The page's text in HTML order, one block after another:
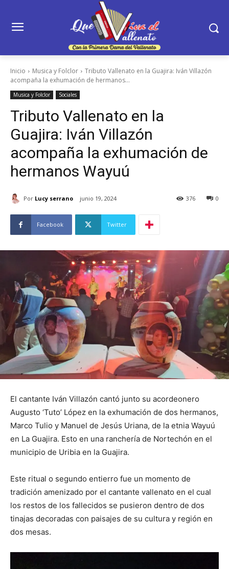
Inicio Musica y Folclor
Tributo Vallenato en la Guajira: Iván Villazón
acompaña la exhumación de hermanos...
Musica y Folclor Sociales
Tributo Vallenato en la
Guajira: Iván Villazón
acompaña la exhumación de
hermanos Wayuú
Por Lucy serrano junio 19, 2024 0
376
Facebook Twitter
El cantante Iván Villazón cantó junto su acordeonero
Augusto ‘Tuto’ López en la exhumación de dos hermanos,
Marco Tulio y Manuel de Jesús Uriana, de la etnia Wayuú
en La Guajira. Esto en una ranchería de Nortechón en el
municipio de Uribia en la Guajira.
Este ritual o segundo entierro fue un momento de
tradición amenizado por el cantante vallenato en el cual
los restos de los fallecidos se pusieron dentro de dos
tinajas decoradas con paisajes de su cultura y región en
dos mesas.